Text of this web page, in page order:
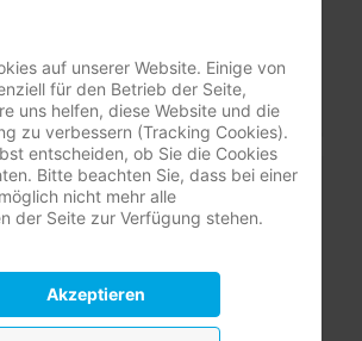
+ Südost)
auf unserer Website. Einige von
für den Betrieb der Seite,
uns helfen, diese Website und die
zu verbessern (Tracking Cookies).
entscheiden, ob Sie die Cookies
Bitte beachten Sie, dass bei einer
nicht mehr alle
der Seite zur Verfügung stehen.
Akzeptieren